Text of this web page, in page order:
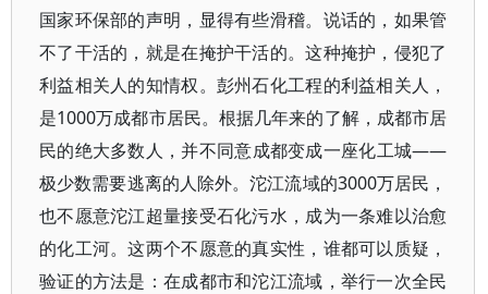
国家环保部的声明，显得有些滑稽。说话的，如果管
不了干活的，就是在掩护干活的。这种掩护，侵犯了
利益相关人的知情权。彭州石化工程的利益相关人，
是1000万成都市居民。根据几年来的了解，成都市居
民的绝大多数人，并不同意成都变成一座化工城——
极少数需要逃离的人除外。沱江流域的3000万居民，
也不愿意沱江超量接受石化污水，成为一条难以治愈
的化工河。这两个不愿意的真实性，谁都可以质疑，
验证的方法是：在成都市和沱江流域，举行一次全民